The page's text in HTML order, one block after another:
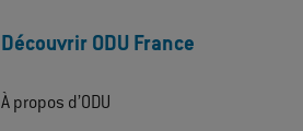
Découvrir ODU France
À propos d’ODU